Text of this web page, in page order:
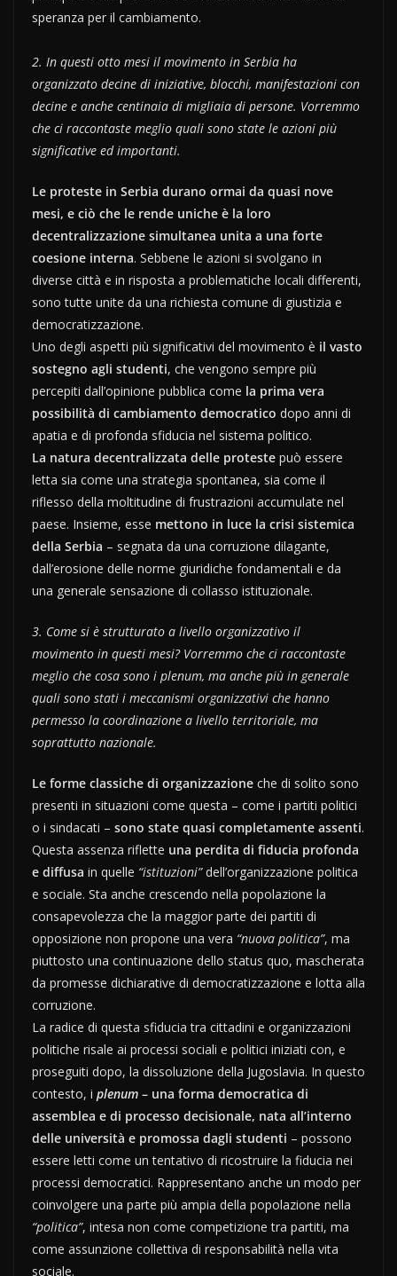
speranza per il cambiamento.
2. In questi otto mesi il movimento in Serbia ha
organizzato decine di iniziative, blocchi, manifestazioni con
decine e anche centinaia di migliaia di persone. Vorremmo
che ci raccontaste meglio quali sono state le azioni più
significative ed importanti.
Le proteste in Serbia durano ormai da quasi nove
mesi, e ciò che le rende uniche è la loro
decentralizzazione simultanea unita a una forte
coesione interna. Sebbene le azioni si svolgano in
diverse città e in risposta a problematiche locali differenti,
sono tutte unite da una richiesta comune di giustizia e
democratizzazione.
Uno degli aspetti più significativi del movimento è il vasto
sostegno agli studenti, che vengono sempre più
percepiti dall’opinione pubblica come la prima vera
possibilità di cambiamento democratico dopo anni di
apatia e di profonda sfiducia nel sistema politico.
La natura decentralizzata delle proteste può essere
letta sia come una strategia spontanea, sia come il
riflesso della moltitudine di frustrazioni accumulate nel
paese. Insieme, esse mettono in luce la crisi sistemica
della Serbia – segnata da una corruzione dilagante,
dall’erosione delle norme giuridiche fondamentali e da
una generale sensazione di collasso istituzionale.
3. Come si è strutturato a livello organizzativo il
movimento in questi mesi? Vorremmo che ci raccontaste
meglio che cosa sono i plenum, ma anche più in generale
quali sono stati i meccanismi organizzativi che hanno
permesso la coordinazione a livello territoriale, ma
soprattutto nazionale.
Le forme classiche di organizzazione che di solito sono
presenti in situazioni come questa – come i partiti politici
o i sindacati – sono state quasi completamente assenti.
Questa assenza riflette una perdita di fiducia profonda
e diffusa in quelle “istituzioni”dell’organizzazione politica
e sociale. Sta anche crescendo nella popolazione la
consapevolezza che la maggior parte dei partiti di
opposizione non propone una vera “nuova politica”, ma
piuttosto una continuazione dello status quo, mascherata
da promesse dichiarative di democratizzazione e lotta alla
corruzione.
La radice di questa sfiducia tra cittadini e organizzazioni
politiche risale ai processi sociali e politici iniziati con, e
proseguiti dopo, la dissoluzione della Jugoslavia. In questo
contesto, i plenum – una forma democratica di
assemblea e di processo decisionale, nata all’interno
delle università e promossa dagli studenti – possono
essere letti come un tentativo di ricostruire la fiducia nei
processi democratici. Rappresentano anche un modo per
coinvolgere una parte più ampia della popolazione nella
“politica”, intesa non come competizione tra partiti, ma
come assunzione collettiva di responsabilità nella vita
sociale.